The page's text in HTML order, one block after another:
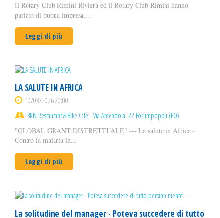
Il Rotary Club Rimini Riviera ed il Rotary Club Rimini hanno
parlato di buona impresa,...
Leggi di più
LA SALUTE IN AFRICA
10/03/2026 20:00
BRN Restaurant & Bike Cafè - Via Amendola, 22 Forlimpopoli (FO)
"GLOBAL GRANT DISTRETTUALE" --- La salute in Africa -
Contro la malaria in...
Leggi di più
La solitudine del manager - Poteva succedere di tutto